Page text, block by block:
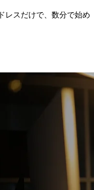
レスだけで、数分で始め